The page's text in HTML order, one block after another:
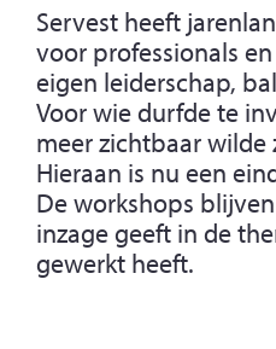
Servest heeft
voor professionals
eigen leiderschap,
Voor wie durfde te
meer zichtbaar wilde
Hieraan is nu een
De workshops
inzage geeft in de
gewerkt heeft.